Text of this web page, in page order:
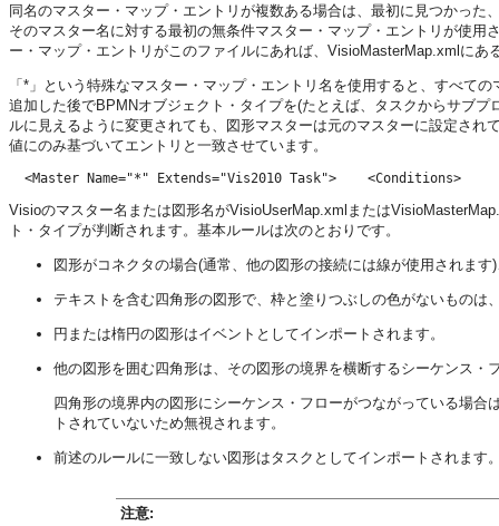
同名のマスター・マップ・エントリが複数ある場合は、最初に見つかっ
そのマスター名に対する最初の無条件マスター・マップ・エントリが使
ー・マップ・エントリがこのファイルにあれば、VisioMasterMap.xmlにあ
「*」という特殊なマスター・マップ・エントリ名を使用すると、すべて
追加した後でBPMNオブジェクト・タイプを(たとえば、タスクからサブ
ルに見えるように変更されても、図形マスターは元のマスターに設定さ
値にのみ基づいてエントリと一致させています。
Visioのマスター名または図形名がVisioUserMap.xmlまたは
ト・タイプが判断されます。基本ルールは次のとおりです。
図形がコネクタの場合(通常、他の図形の接続には線が使用されます
テキストを含む四角形の図形で、枠と塗りつぶしの色がないものは
円または楕円の図形はイベントとしてインポートされます。
他の図形を囲む四角形は、その図形の境界を横断するシーケンス
四角形の境界内の図形にシーケンス・フローがつながっている場
トされていないため無視されます。
前述のルールに一致しない図形はタスクとしてインポートされます
注意: